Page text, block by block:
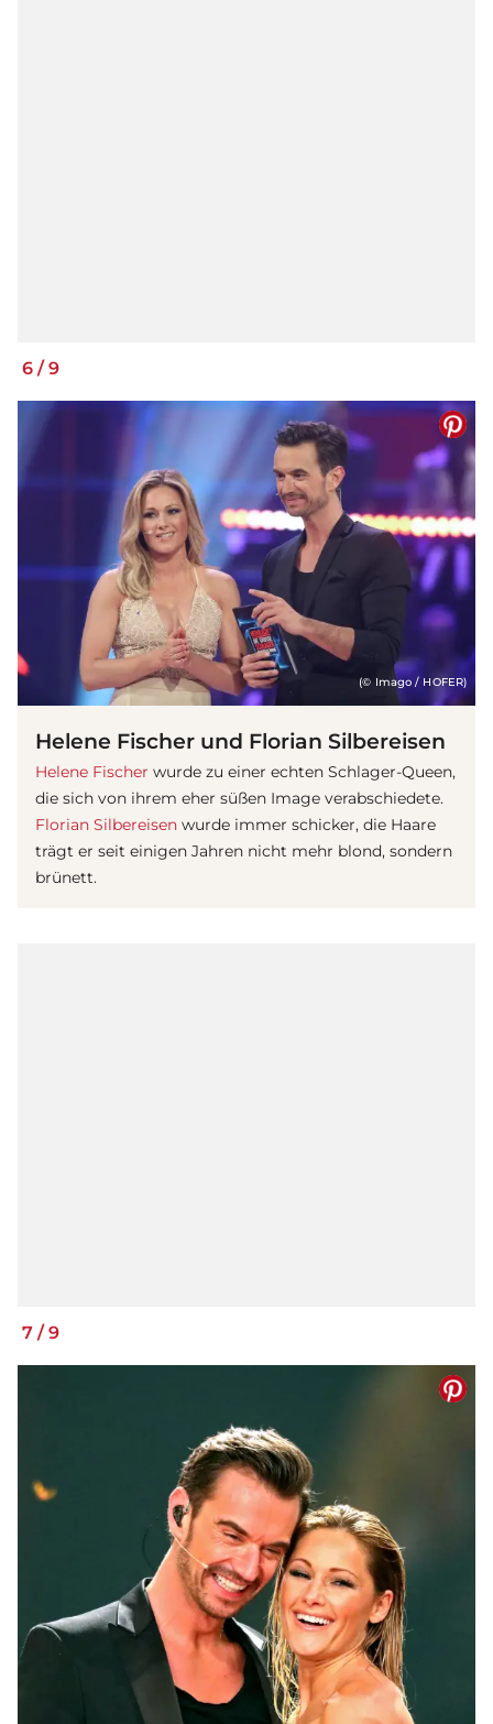
6 /9
(© Imago / HOFER)
Helene Fischer und Florian Silbereisen
Helene Fischer wurde zu einer echten Schlager-Queen,
die sich von ihrem eher süßen Image verabschiedete.
Florian Silbereisen wurde immer schicker, die Haare
trägt er seit einigen Jahren nicht mehr blond, sondern
brünett.
7 /9